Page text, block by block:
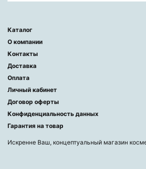
Каталог
О компании
Контакты
Доставка
Оплата
Личный кабинет
Договор оферты
Конфиденциальность данных
Гарантия на товар
Искренне Ваш, концептуальный магазин